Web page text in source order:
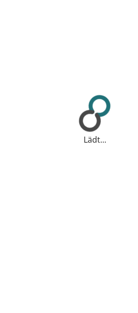
Lädt...